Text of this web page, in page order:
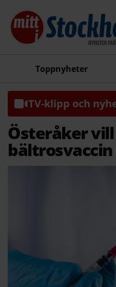
Toppnyheter
TV-klipp och
Österåker
bältrosvaccin